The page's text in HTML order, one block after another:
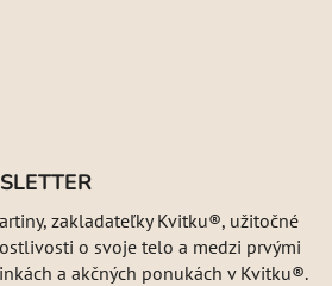
zakladateľky Kvitku®, užitočné
o svoje telo a medzi prvými
a akčných ponukách v Kvitku®.